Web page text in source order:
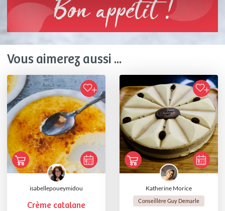
Bon appétit !
Vous aimerez aussi ...
isabellepoueymidou
Crème catalane
Katherine Morice
Conseillère Guy Demarle